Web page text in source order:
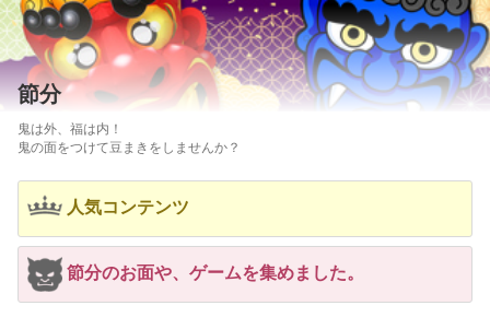
節分
鬼は外、福は内！
鬼の面をつけて豆まきをしませんか？
人気コンテンツ
節分のお面や、ゲームを集めました。